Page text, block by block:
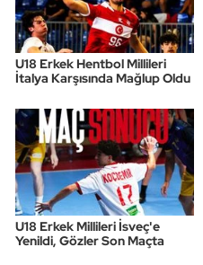
U18 Erkek Hentbol Millileri
İtalya Karşısında Mağlup Oldu
U18 Erkek Millileri İsveç'e
Yenildi, Gözler Son Maçta